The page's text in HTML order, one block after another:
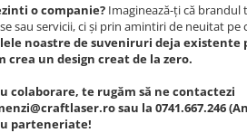
o companie? Imaginează-ți că brandul
sau servicii, ci și prin amintiri de neuitat pe
noastre de suveniruri deja existente
crea un design creat de la zero.
colaborare, te rugăm să ne contactezi
sau la 0741.667.246
parteneriate!